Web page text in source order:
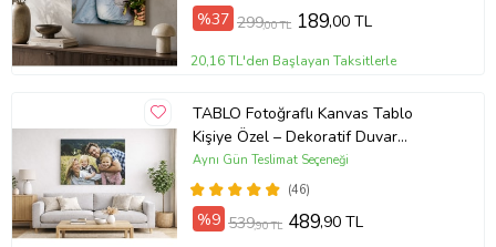
%37 299,00 TL 189,00 TL
20,16 TL'den Başlayan Taksitlerle
TABLO Fotoğraflı Kanvas Tablo
Kişiye Özel – Dekoratif Duvar
Tablosu (ÇokluRenk)
(46)
Aynı Gün Teslimat Seçeneği
%9 539,90 TL 489,90 TL